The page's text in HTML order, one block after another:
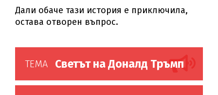
Дали обаче тази история е приключила,
остава отворен въпрос.
ТЕМА Светът на Доналд Тръмп